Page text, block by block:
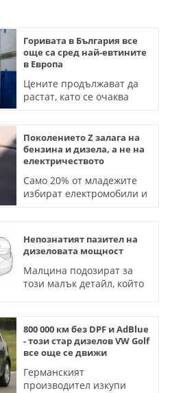
Горивата в България все
още са сред най-евтините
в Европа
Цените продължават да
растат, като се очаква
Поколението Z залага на
бензина и дизела, а не на
електричеството
Само 20% от младежите
избират електромобили и
Непознатият пазител на
дизеловата мощност
Малцина подозират за
този малък детайл, който
800 000 км без DPF и АdBlue
- този стар дизелов VW Golf
все още се движи
Германският
производител изкупи